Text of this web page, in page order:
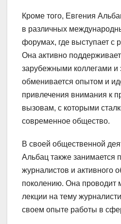
Кроме того, Евгения
в различных
форумах, где выступает с
Она активно
зарубежными коллегами и
обменивается опытом и
привлечения внимания к
вызовам, с которыми
современное общество.
В своей общественной
Альбац также занимается
журналистов и активного
поколению. Она проводит
лекции на тему
своем опыте работы в